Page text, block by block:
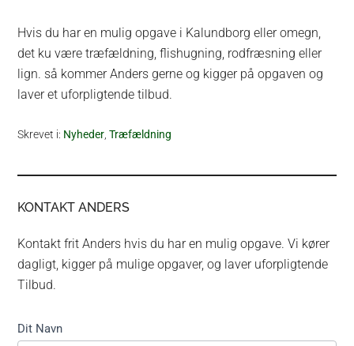
Hvis du har en mulig opgave i Kalundborg eller omegn,
det ku være træfældning, flishugning, rodfræsning eller
lign. så kommer Anders gerne og kigger på opgaven og
laver et uforpligtende tilbud.
Skrevet i: Nyheder ,Træfældning
KONTAKT ANDERS
Kontakt frit Anders hvis du har en mulig opgave. Vi kører
dagligt, kigger på mulige opgaver, og laver uforpligtende
Tilbud.
Kontakt
Dit Navn